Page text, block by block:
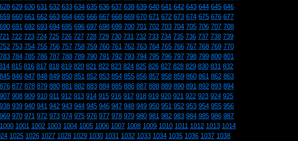
628 629 630 631 632 633 634 635 636 637 638 639 640 641 642 643 644 645 646
659 660 661 662 663 664 665 666 667 668 669 670 671 672 673 674 675 676 677
690 691 692 693 694 695 696 697 698 699 700 701 702 703 704 705 706 707 708
722 723 724 725 726 727 728 729 730 731 732 733 734 735 736 737 738 739
752 753 754 755 756 757 758 759 760 761 762 763 764 765 766 767 768 769 770
783 784 785 786 787 788 789 790 791 792 793 794 795 796 797 798 799 800 801
815 816 817 818 819 820 821 822 823 824 825 826 827 828 829 830 831 832
845 846 847 848 849 850 851 852 853 854 855 856 857 858 859 860 861 862 863
876 877 878 879 880 881 882 883 884 885 886 887 888 889 890 891 892 893 894
907 908 909 910 911 912 913 914 915 916 917 918 919 920 921 922 923 924 925
938 939 940 941 942 943 944 945 946 947 948 949 950 951 952 953 954 955 956
969 970 971 972 973 974 975 976 977 978 979 980 981 982 983 984 985 986 987
1000 1001 1002 1003 1004 1005 1006 1007 1008 1009 1010 1011 1012 1013 1014
1025 1026 1027 1028 1029 1030 1031 1032 1033 1034 1035 1036 1037 1038